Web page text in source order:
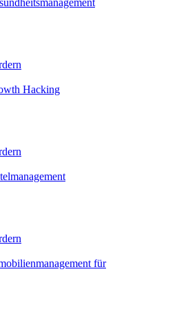
Hacking
für